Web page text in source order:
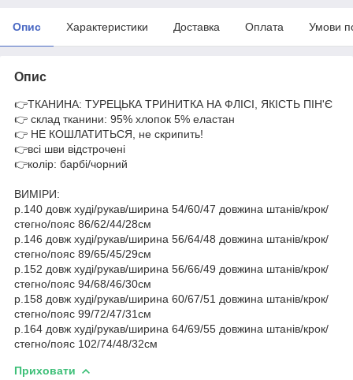
Опис Характеристики Доставка Оплата Умови
Опис
👉ТКАНИНА: ТУРЕЦЬКА ТРИНИТКА НА ФЛІСІ, ЯКІСТЬ ПІН'Є
👉 склад тканини: 95% хлопок 5% еластан
👉 НЕ КОШЛАТИТЬСЯ, не скрипить!
👉всі шви відстрочені
👉колір: барбі/чорний
ВИМІРИ:
р.140 довж худі/рукав/ширина 54/60/47 довжина штанів/крок/
стегно/пояс 86/62/44/28см
р.146 довж худі/рукав/ширина 56/64/48 довжина штанів/крок/
стегно/пояс 89/65/45/29см
р.152 довж худі/рукав/ширина 56/66/49 довжина штанів/крок/
стегно/пояс 94/68/46/30см
р.158 довж худі/рукав/ширина 60/67/51 довжина штанів/крок/
стегно/пояс 99/72/47/31см
р.164 довж худі/рукав/ширина 64/69/55 довжина штанів/крок/
стегно/пояс 102/74/48/32см
Приховати